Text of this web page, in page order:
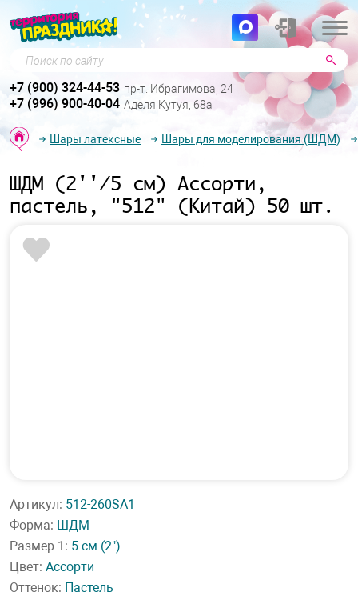
Поиск по сайту
+7 (900) 324-44-53 пр-т. Ибрагимова, 24
+7 (996) 900-40-04 Аделя Кутуя, 68а
Шары латексные Шары для моделирования (ШДМ)
ШДМ (2''/5 см) Ассорти,
пастель, "512" (Китай) 50 шт.
Артикул: 512-260SA1
Форма: ШДМ
Размер 1: 5 см (2")
Цвет: Ассорти
Оттенок: Пастель